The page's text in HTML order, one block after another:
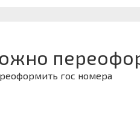
гос номера